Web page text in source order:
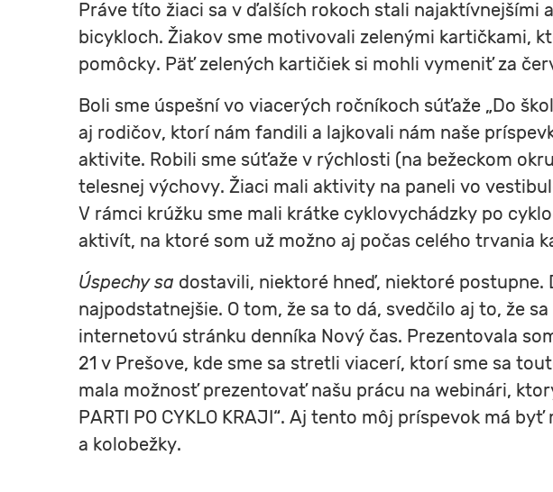
Práve títo žiaci sa v ďalších rokoch stali najaktívnejšími
bicykloch. Žiakov sme motivovali zelenými kartičkami,
pomôcky. Päť zelených kartičiek si mohli vymeniť za
Boli sme úspešní vo viacerých ročníkoch súťaže „Do
aj rodičov, ktorí nám fandili a lajkovali nám naše
aktivite. Robili sme súťaže v rýchlosti (na bežeckom
telesnej výchovy. Žiaci mali aktivity na paneli vo
V rámci krúžku sme mali krátke cyklovychádzky po
aktivít, na ktoré som už možno aj počas celého trvania
Úspechy sa dostavili, niektoré hneď, niektoré
najpodstatnejšie. O tom, že sa to dá, svedčilo aj to, že
internetovú stránku denníka Nový čas. Prezentovala
21 v Prešove, kde sme sa stretli viacerí, ktorí sme sa
mala možnosť prezentovať našu prácu na webinári,
PARTI PO CYKLO KRAJI“. Aj tento môj príspevok má
a kolobežky.